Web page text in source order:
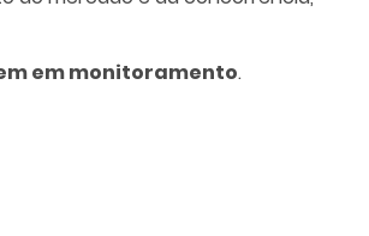
em monitoramento.